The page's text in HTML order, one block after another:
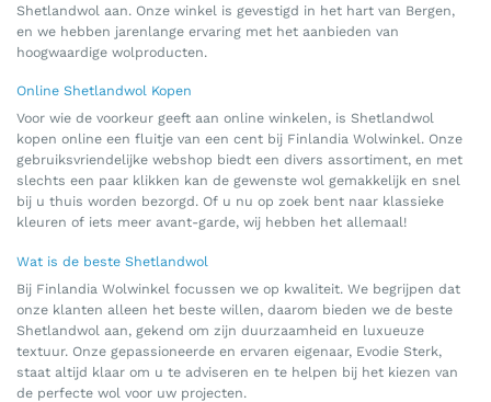
Shetlandwol aan. Onze winkel is gevestigd in het hart van Bergen,
en we hebben jarenlange ervaring met het aanbieden van
hoogwaardige wolproducten.
Online Shetlandwol Kopen
Voor wie de voorkeur geeft aan online winkelen, is Shetlandwol
kopen online een fluitje van een cent bij Finlandia Wolwinkel. Onze
gebruiksvriendelijke webshop biedt een divers assortiment, en met
slechts een paar klikken kan de gewenste wol gemakkelijk en snel
bij u thuis worden bezorgd. Of u nu op zoek bent naar klassieke
kleuren of iets meer avant-garde, wij hebben het allemaal!
Wat is de beste Shetlandwol
Bij Finlandia Wolwinkel focussen we op kwaliteit. We begrijpen dat
onze klanten alleen het beste willen, daarom bieden we de beste
Shetlandwol aan, gekend om zijn duurzaamheid en luxueuze
textuur. Onze gepassioneerde en ervaren eigenaar, Evodie Sterk,
staat altijd klaar om u te adviseren en te helpen bij het kiezen van
de perfecte wol voor uw projecten.